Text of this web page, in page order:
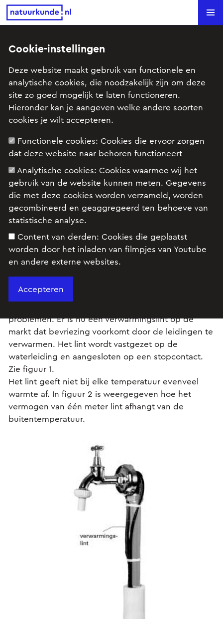
Natuurkunde.nl Search
Verwarmingslint (HAVO 12 2003-
I)
Onderwerp: Elektrische stroom, Thermische processen
Examenopgave HAVO natuurkunde 12 2003 tijdvak
I: opgave 1
Opgave
problemen. Er is nu een verwarmingslint op de
markt dat bevriezing voorkomt door de leidingen te
verwarmen. Het lint wordt vastgezet op de
waterleiding en aangesloten op een stopcontact.
Zie figuur 1.
Het lint geeft niet bij elke temperatuur evenveel
warmte af. In figuur 2 is weergegeven hoe het
vermogen van één meter lint afhangt van de
buitentemperatuur.
Cookie-instellingen
Deze website maakt gebruik van functionele en
analytische cookies, die noodzakelijk zijn om deze
site zo goed mogelijk te laten functioneren.
Hieronder kan je aangeven welke andere soorten
cookies je wilt accepteren.
Functionele cookies: Cookies die ervoor zorgen
dat deze website naar behoren functioneert
Analytische cookies: Cookies waarmee wij het
gebruik van de website kunnen meten. Gegevens
die met deze cookies worden verzameld, worden
gecombineerd en geaggregeerd ten behoeve van
statistische analyse.
Content van derden: Cookies die geplaatst
worden door het inladen van filmpjes van Youtube
en andere externe websites.